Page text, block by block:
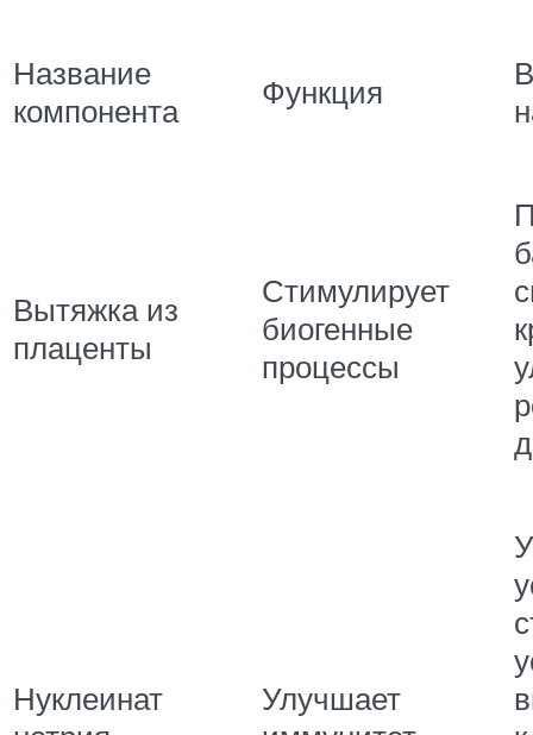
Название
компонента
Функция
Вытяжка из
плаценты
Стимулирует
биогенные
процессы
Нуклеинат
Улучшает